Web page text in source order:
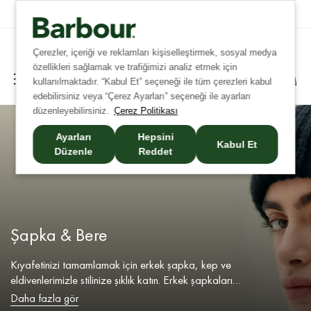
Çerezler, içeriği ve reklamları kişiselleştirmek, sosyal medya
özellikleri sağlamak ve trafiğimizi analiz etmek için
kullanılmaktadır. “Kabul Et” seçeneği ile tüm çerezleri kabul
edebilirsiniz veya “Çerez Ayarları” seçeneği ile ayarları
düzenleyebilirsiniz. Çerez Politikası
Ayarları
Düzenle
Hepsini
Reddet
Kabul Et
Şapka & Bere
Kıyafetinizi tamamlamak için erkek şapka, kep ve
eldivenlerimizle stilinize şıklık katın. Erkek şapkaları
koleksiyonumuz, bireysel tarz tercihlerinize hitap eden spor kep
Daha fazla gör